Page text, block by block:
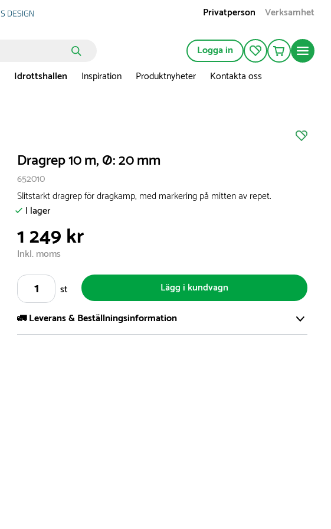
Privatperson Verksamhet
Logga in
Idrottshallen Inspiration Produktnyheter Kontakta oss
Dragrep 10 m, Ø: 20 mm
652010
Slitstarkt dragrep för dragkamp, med markering på mitten av repet.
I lager
1 249 kr
Inkl. moms
st
Lägg i kundvagn
🚛 Leverans & Beställningsinformation